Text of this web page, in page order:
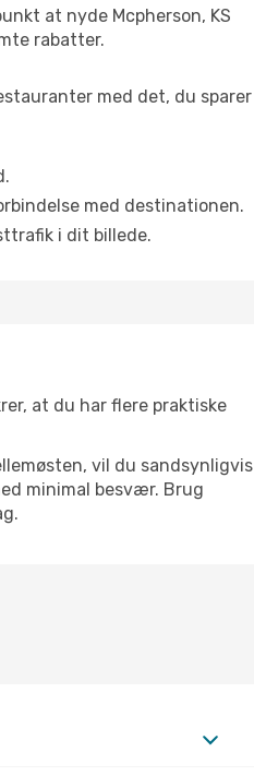
at nyde Mcpherson, KS
rabatter.
med det, du sparer
med destinationen.
i dit billede.
at du har flere praktiske
vil du sandsynligvis
minimal besvær. Brug